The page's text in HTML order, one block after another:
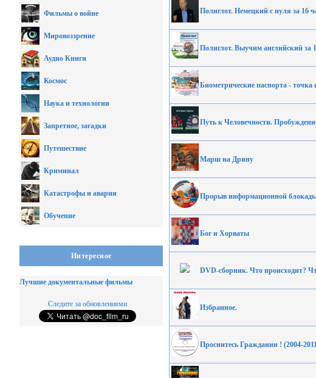
Фильмы о войне
Мировоззрение
Аудио Книги
Космос
Наука и технологии
Запретное, загадки
Путешествие
Криминал
Катастрофы и аварии
Обучение
Интересное
Лучшие документальные фильмы
Следите за обновлениями
Полиглот. Немецкий с нуля за 16
Полиглот. Выучим английский за
Биометрические паспорта - точка
Путь к Человечности.
Марш на Дрину
Прорыв информационной
Бог и Хорваты
DVD-сборник. Что происходит?
Избранное.
Проснитесь Гражданин ! (2004-